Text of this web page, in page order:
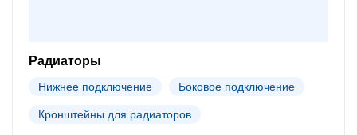
Радиаторы
Нижнее подключение Боковое подключение
Кронштейны для радиаторов